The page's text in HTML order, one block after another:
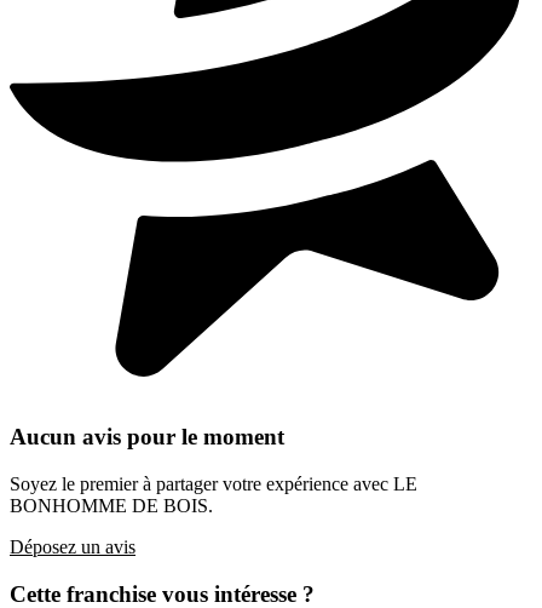
Aucun avis pour le moment
Soyez le premier à partager votre expérience avec LE
BONHOMME DE BOIS.
Déposez un avis
Cette franchise vous intéresse ?